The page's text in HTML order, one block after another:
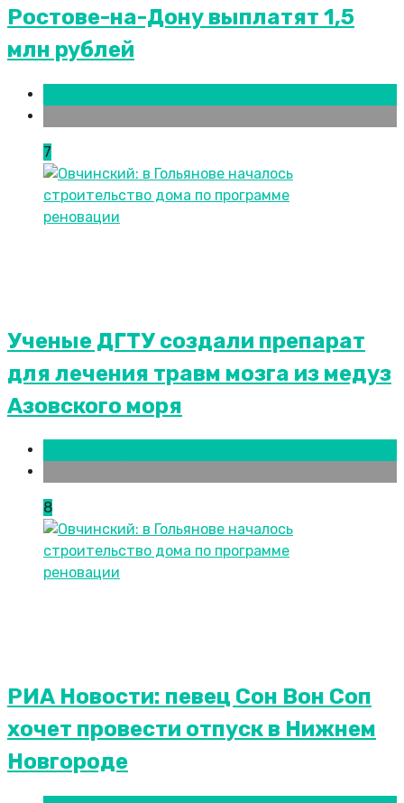
Ростове-на-Дону выплатят 1,5
млн рублей
7
Ученые ДГТУ создали препарат
для лечения травм мозга из медуз
Азовского моря
8
РИА Новости: певец Сон Вон Соп
хочет провести отпуск в Нижнем
Новгороде